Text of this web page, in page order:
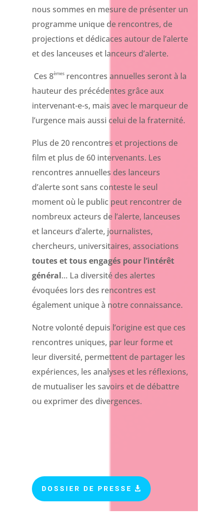
nous sommes en mesure de présenter un
programme unique de rencontres, de
projections et dédicaces autour de l’alerte
et des lanceuses et lanceurs d’alerte.
Ces 8èmesrencontres annuelles seront à la
hauteur des précédentes grâce aux
intervenant-e-s, mais avec le marqueur de
l’urgence mais aussi celui de la fraternité.
Plus de 20 rencontres et projections de
film et plus de 60 intervenants. Les
rencontres annuelles des lanceurs
d’alerte sont sans conteste le seul
moment où le public peut rencontrer de
nombreux acteurs de l’alerte, lanceuses
et lanceurs d’alerte, journalistes,
chercheurs, universitaires, associations
toutes et tous engagés pour l’intérêt
général… La diversité des alertes
évoquées lors des rencontres est
également unique à notre connaissance.
Notre volonté depuis l’origine est que ces
rencontres uniques, par leur forme et
leur diversité, permettent de partager les
expériences, les analyses et les réflexions,
de mutualiser les savoirs et de débattre
ou exprimer des divergences.
DOSSIER DE PRESSE